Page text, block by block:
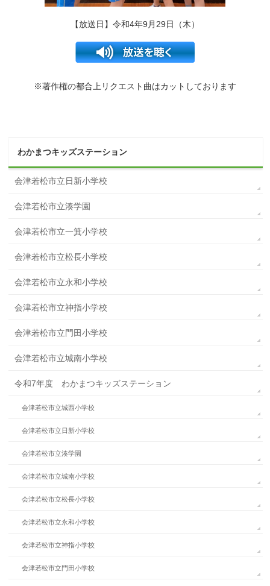
【放送日】令和4年9月29日（木）
※著作権の都合上リクエスト曲はカットしております
わかまつキッズステーション
会津若松市立日新小学校
会津若松市立湊学園
会津若松市立一箕小学校
会津若松市立松長小学校
会津若松市立永和小学校
会津若松市立神指小学校
会津若松市立門田小学校
会津若松市立城南小学校
令和7年度 わかまつキッズステーション
会津若松市立城西小学校
会津若松市立日新小学校
会津若松市立湊学園
会津若松市立城南小学校
会津若松市立松長小学校
会津若松市立永和小学校
会津若松市立神指小学校
会津若松市立門田小学校